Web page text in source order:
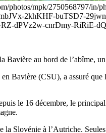
photos/mpk/
2khKHF-buTSD7-
dPVz2w-cnrDmy-RiRiE-
au bord de l’abîme,
Bavière (CSU), a assuré
le 16 décembre, le
Slovénie à l’Autriche.